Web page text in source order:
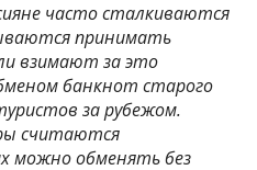
часто сталкиваются
принимать
взимают за это
банкнот старого
за рубежом.
считаются
можно обменять без